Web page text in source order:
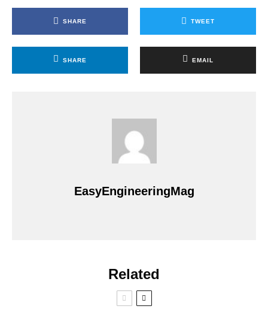
SHARE TWEET
SHARE EMAIL
EasyEngineeringMag
Related